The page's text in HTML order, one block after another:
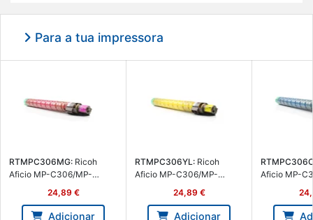
Para a tua impressora
RTMPC306MG: Ricoh
Aficio MP-C306/MP-
C307/MP-C406 Ma­genta
Car­tucho de Toner Ge­né­
rico - Subs­titui
24,89 €
Adicionar
RTMPC306YL: Ricoh
Aficio MP-C306/MP-
C307/MP-C406 Car­tucho
de Toner Ge­né­rico Ama­relo
- Subs­titui 842098/842094
24,89 €
Adicionar
Aficio MP-
C307/MP-
Cyan Toner
né­rico -